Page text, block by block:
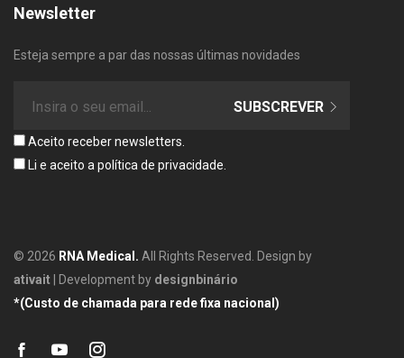
Newsletter
Esteja sempre a par das nossas últimas novidades
Aceito receber newsletters.
Li e aceito apolítica de privacidade.
SUBSCREVER
© 2026 RNA Medical. All Rights Reserved. Design by
ativait | Development by designbinário
*(Custo de chamada para rede fixa nacional)